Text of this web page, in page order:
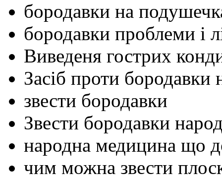
бородавки на
бородавки проблеми і
Виведеня гострих
Засіб проти бородавки
звести бородавки
Звести бородавки
народна медицина що
чим можна звести